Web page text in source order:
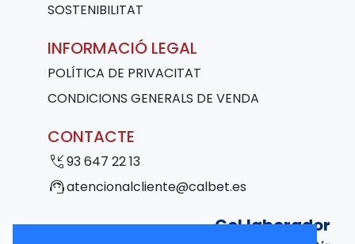
SOSTENIBILITAT
INFORMACIÓ LEGAL
POLÍTICA DE PRIVACITAT
CONDICIONS GENERALS DE VENDA
CONTACTE
phone_callback93 647 22 13
support_agentatencionalcliente@calbet.es
Col·laborador